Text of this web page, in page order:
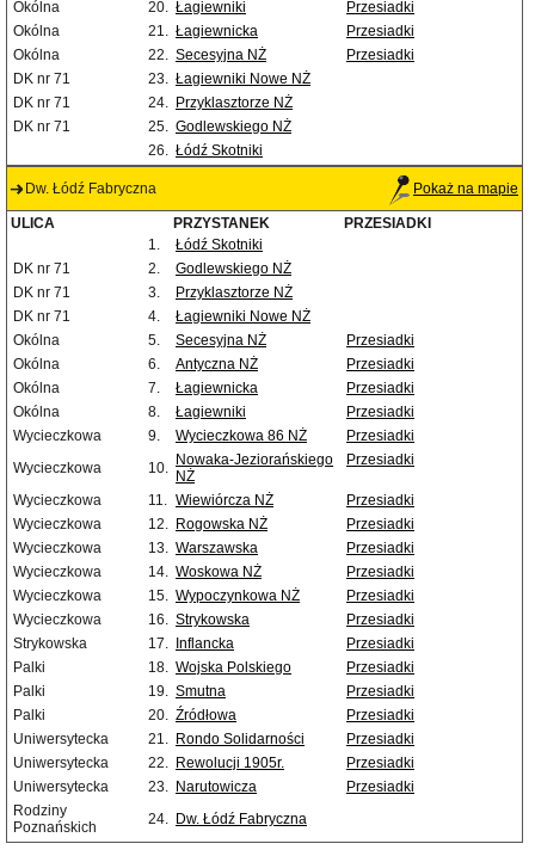
Okólna
20. Łagiewniki
Przesiadki
Okólna
21. Łagiewnicka
Przesiadki
Okólna
22. Secesyjna NŻ
Przesiadki
DK nr 71
23. Łagiewniki Nowe NŻ
DK nr 71
24. Przyklasztorze NŻ
DK nr 71
25. Godlewskiego NŻ
26. Łódź Skotniki
Dw. Łódź Fabryczna Pokaż na mapie
ULICA PRZYSTANEK
PRZESIADKI
1.
Łódź Skotniki
DK nr 71
2.
Godlewskiego NŻ
DK nr 71
3.
Przyklasztorze NŻ
DK nr 71
4.
Łagiewniki Nowe NŻ
Okólna
5. Secesyjna NŻ
Przesiadki
Okólna
6. Antyczna NŻ
Przesiadki
Okólna
7. Łagiewnicka
Przesiadki
Okólna
8. Łagiewniki
Przesiadki
Wycieczkowa
9. Wycieczkowa 86 NŻ
Przesiadki
Wycieczkowa
10. Nowaka-Jeziorańskiego
NŻ
Przesiadki
Wycieczkowa 11. Wiewiórcza NŻ
Przesiadki
Wycieczkowa
12. Rogowska NŻ
Przesiadki
Wycieczkowa
13. Warszawska
Przesiadki
Wycieczkowa
14. Woskowa NŻ
Przesiadki
Wycieczkowa
15. Wypoczynkowa NŻ
Przesiadki
Wycieczkowa
16. Strykowska
Przesiadki
Strykowska
17. Inflancka
Przesiadki
Palki
18. Wojska Polskiego
Przesiadki
Palki
19. Smutna
Przesiadki
Palki
20. Źródłowa
Przesiadki
Uniwersytecka
21. Rondo Solidarności
Przesiadki
Uniwersytecka
22. Rewolucji 1905r.
Przesiadki
Uniwersytecka
23. Narutowicza
Przesiadki
Rodziny
Poznańskich
24. Dw. Łódź Fabryczna